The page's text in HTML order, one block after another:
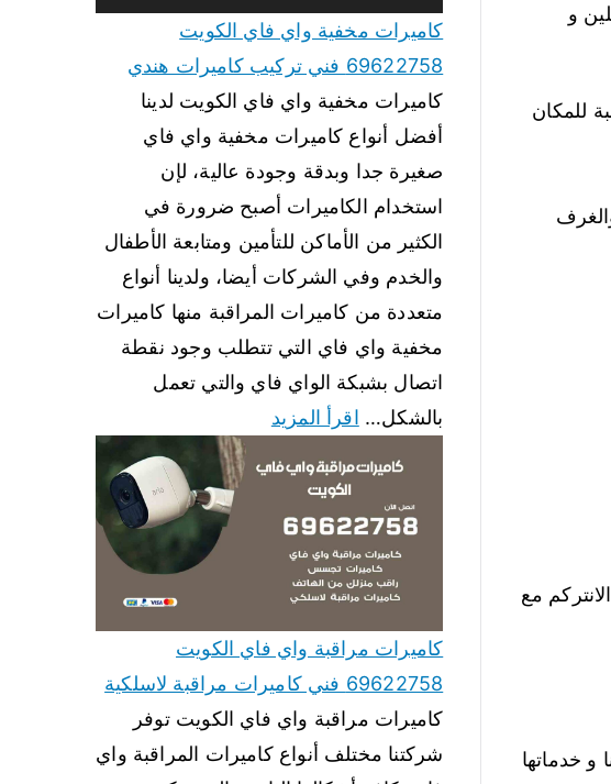
و
للمكان
مع
و خدماتها
كاميرات مخفية واي فاي الكويت
69622758 فني تركيب كاميرات هندي
كاميرات مخفية واي فاي الكويت لدينا
أفضل أنواع كاميرات مخفية واي فاي
صغيرة جدا وبدقة وجودة عالية، لإن
استخدام الكاميرات أصبح ضرورة في
الكثير من الأماكن للتأمين ومتابعة الأطفال
والخدم وفي الشركات أيضا، ولدينا أنواع
متعددة من كاميرات المراقبة منها كاميرات
مخفية واي فاي التي تتطلب وجود نقطة
اتصال بشبكة الواي فاي والتي تعمل
بالشكل… اقرأ المزيد
كاميرات مراقبة واي فاي الكويت
69622758 فني كاميرات مراقبة لاسلكية
كاميرات مراقبة واي فاي الكويت توفر
شركتنا مختلف أنواع كاميرات المراقبة واي